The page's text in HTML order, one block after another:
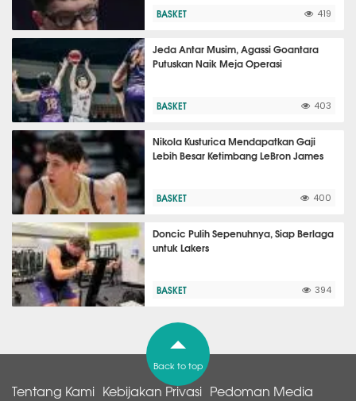
BASKET 419
Jeda Antar Musim, Agassi Goantara
Putuskan Naik Meja Operasi
BASKET 403
Nikola Kusturica Mendapatkan Gaji
Lebih Besar Ketimbang LeBron James
BASKET 400
Doncic Pulih Sepenuhnya, Siap Berlaga
untuk Lakers
BASKET 394
Back to top
Tentang Kami Kebijakan Privasi Pedoman Media